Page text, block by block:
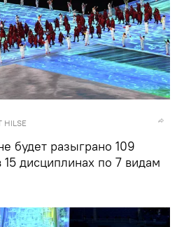
HILSE
будет разыграно 109
дисциплинах по 7 видам